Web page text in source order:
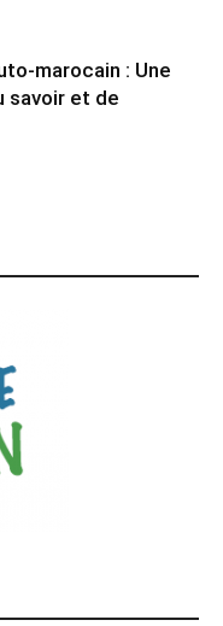
marocain : Une
savoir et de